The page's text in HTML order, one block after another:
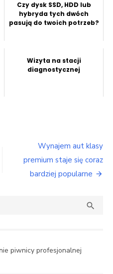
Czy dysk SSD, HDD lub
hybryda tych dwóch
pasują do twoich potrzeb?
Wizyta na stacji
diagnostycznej
Wynajem aut klasy
premium staje się coraz
bardziej popularne

piwnicy profesjonalnej